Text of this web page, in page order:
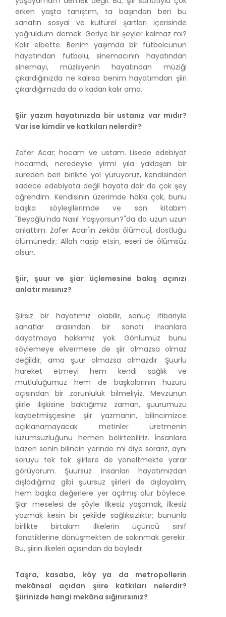
erken yaşta tanıştım, ta başından beri bu
sanatın sosyal ve kültürel şartları içerisinde
yoğruldum demek. Geriye bir şeyler kalmaz mı?
Kalır elbette. Benim yaşımda bir futbolcunun
hayatından futbolu, sinemacının hayatından
sinemayı, müzisyenin hayatından müziği
çıkardığınızda ne kalırsa benim hayatımdan şiiri
çıkardığımızda da o kadarı kalır ama.
Şiir yazım hayatınızda bir ustanız var mıdır?
Var ise kimdir ve katkıları nelerdir?
Zafer Acar; hocam ve ustam. Lisede edebiyat
hocamdı, neredeyse yirmi yıla yaklaşan bir
süreden beri birlikte yol yürüyoruz, kendisinden
sadece edebiyata değil hayata dair de çok şey
öğrendim. Kendisinin üzerimde hakkı çok, bunu
başka söyleşilerimde ve son kitabım
"Beyoğlu'nda Nasıl Yaşıyorsun?"da da uzun uzun
anlattım. Zafer Acar'ın zekâsı ölümcül, dostluğu
ölümünedir; Allah nasip etsin, eseri de ölümsüz
olsun.
Şiir, şuur ve şiar üçlemesine bakış açınızı
anlatır mısınız?
Şiirsiz bir hayatımız olabilir, sonuç itibariyle
sanatlar arasından bir sanatı insanlara
dayatmaya hakkımız yok. Gönlümüz bunu
söylemeye elvermese de şiir olmazsa olmaz
değildir; ama şuur olmazsa olmazdır. Şuurlu
hareket etmeyi hem kendi sağlık ve
mutluluğumuz hem de başkalarının huzuru
açısından bir zorunluluk bilmeliyiz. Mevzunun
şiirle ilişkisine baktığımız zaman, şuurumuzu
kaybetmişçesine şiir yazmanın, bilincimizce
açıklanamayacak metinler üretmenin
lüzumsuzluğunu hemen belirtebiliriz. İnsanlara
bazen senin bilincin yerinde mi diye sorarız, aynı
soruyu tek tek şiirlere de yöneltmekte yarar
görüyorum. Şuursuz insanları hayatımızdan
dışladığımız gibi şuursuz şiirleri de dışlayalım,
hem başka değerlere yer açılmış olur böylece.
Şiar meselesi de şöyle: İlkesiz yaşamak, ilkesiz
yazmak kesin bir şekilde sağlıksızlıktır; bununla
birlikte birtakım ilkelerin üçüncü sınıf
fanatiklerine dönüşmekten de sakınmak gerekir.
Bu, şiirin ilkeleri açısından da böyledir.
Taşra, kasaba, köy ya da metropollerin
mekânsal açıdan şiire katkıları nelerdir?
Şiirinizde hangi mekâna sığınırsınız?